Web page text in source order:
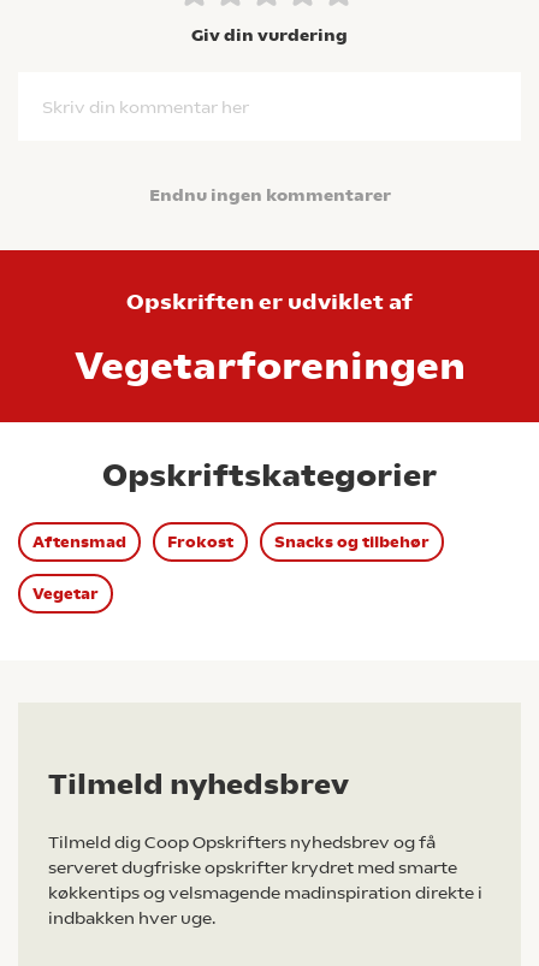
Giv din vurdering
Skriv din kommentar her
Endnu ingen kommentarer
Opskriften er udviklet af
Vegetarforeningen
Opskriftskategorier
Aftensmad Frokost Snacks og tilbehør
Vegetar
Tilmeld nyhedsbrev
Tilmeld dig Coop Opskrifters nyhedsbrev og få
serveret dugfriske opskrifter krydret med smarte
køkkentips og velsmagende madinspiration direkte i
indbakken hver uge.